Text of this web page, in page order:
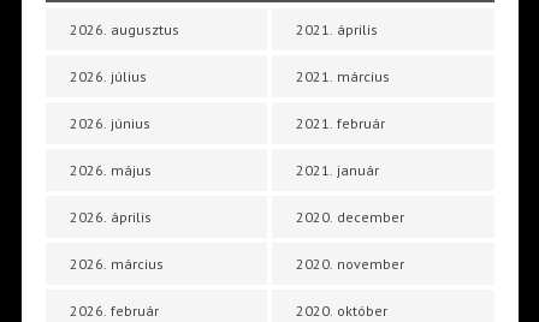
2026. augusztus
2026. július
2026. június
2026. május
2026. április
2026. március
2026. február
2021. április
2021. március
2021. február
2021. január
2020. december
2020. november
2020. október